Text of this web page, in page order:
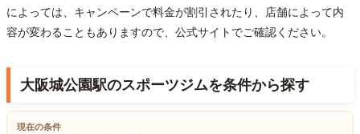
によっては、キャンペーンで料金が割引されたり、店舗によって内
容が変わることもありますので、公式サイトでご確認ください。
大阪城公園駅のスポーツジムを条件から探す
現在の条件